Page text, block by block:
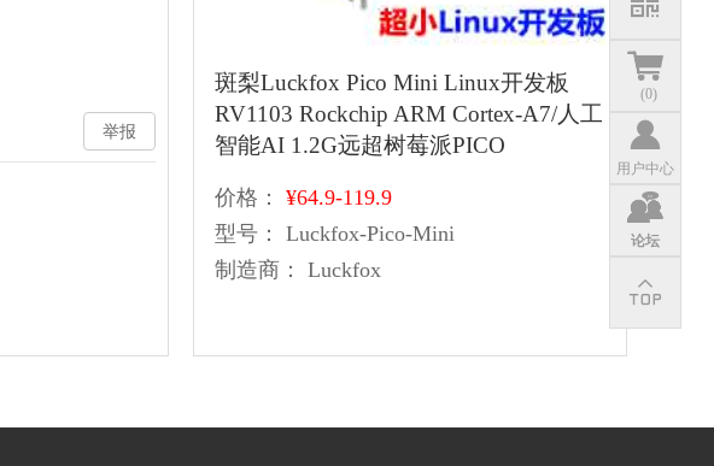
(0)
用户中心
论坛
举报
斑梨Luckfox Pico Mini Linux开发板
RV1103 Rockchip ARM Cortex-A7/人工
智能AI 1.2G远超树莓派PICO
价格：
¥64.9-119.9
型号：
Luckfox-Pico-Mini
制造商：
Luckfox